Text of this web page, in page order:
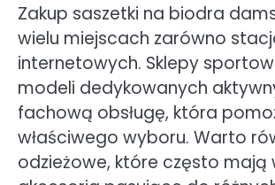
Zakup saszetki na biodra
wielu miejscach zarówno
internetowych. Sklepy
modeli dedykowanych
fachową obsługę, która
właściwego wyboru. Warto
odzieżowe, które często